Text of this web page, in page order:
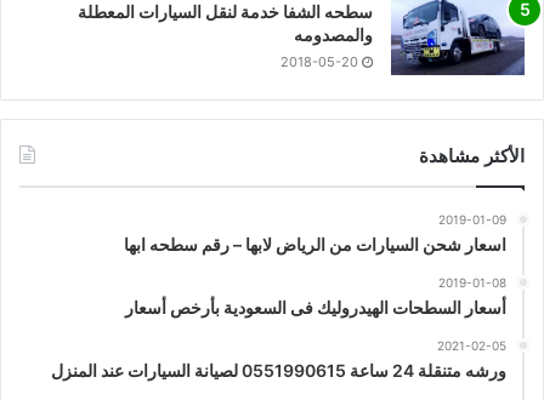
سطحه الشفا خدمة لنقل السيارات المعطلة
والمصدومه
2018-05-20
الأكثر مشاهدة
2019-01-09
اسعار شحن السيارات من الرياض لابها – رقم سطحه ابها
2019-01-08
أسعار السطحات الهيدروليك فى السعودية بأرخص أسعار
2021-02-05
ورشه متنقلة 24 ساعة 0551990615 لصيانة السيارات عند المنزل